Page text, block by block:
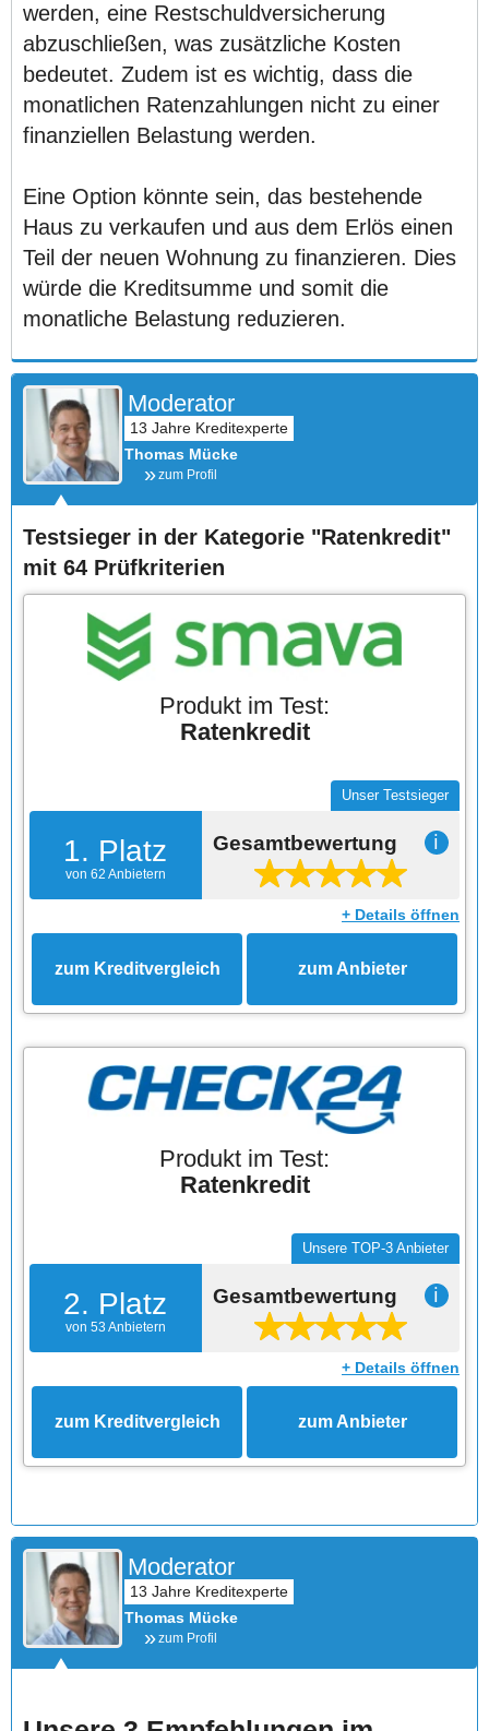
werden, eine Restschuldversicherung
abzuschließen, was zusätzliche Kosten
bedeutet. Zudem ist es wichtig, dass die
monatlichen Ratenzahlungen nicht zu einer
finanziellen Belastung werden.
Eine Option könnte sein, das bestehende
Haus zu verkaufen und aus dem Erlös einen
Teil der neuen Wohnung zu finanzieren. Dies
würde die Kreditsumme und somit die
monatliche Belastung reduzieren.
Moderator
Thomas Mücke
zum Profil
Testsieger in der Kategorie "Ratenkredit"
mit 64 Prüfkriterien
Produkt im Test:
Ratenkredit
1. Platz
von 62 Anbietern
Unser Testsieger
Gesamtbewertung ℹ
+ Details öffnen
zum Kreditvergleich zum Anbieter
Produkt im Test:
Ratenkredit
2. Platz
von 53 Anbietern
Unsere TOP-3 Anbieter
Gesamtbewertung ℹ
+ Details öffnen
zum Kreditvergleich zum Anbieter
Moderator
Thomas Mücke
zum Profil